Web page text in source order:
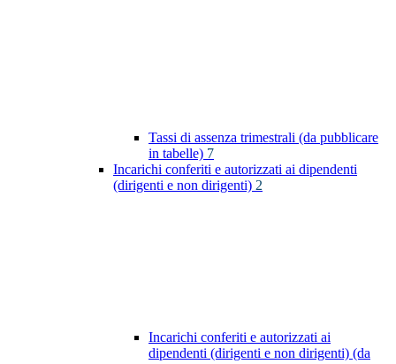
Tassi di assenza trimestrali (da pubblicare
in tabelle) 7
Incarichi conferiti e autorizzati ai dipendenti
(dirigenti e non dirigenti) 2
Incarichi conferiti e autorizzati ai
dipendenti (dirigenti e non dirigenti) (da